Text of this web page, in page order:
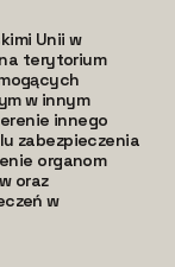
Unii w
terytorium
w innym
innego
zabezpieczenia
organom
oraz
w